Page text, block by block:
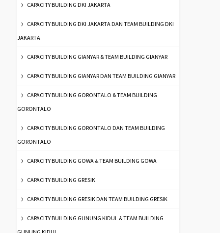
CAPACITY BUILDING DKI JAKARTA
CAPACITY BUILDING DKI JAKARTA DAN TEAM BUILDING DKI
JAKARTA
CAPACITY BUILDING GIANYAR & TEAM BUILDING GIANYAR
CAPACITY BUILDING GIANYAR DAN TEAM BUILDING GIANYAR
CAPACITY BUILDING GORONTALO & TEAM BUILDING
GORONTALO
CAPACITY BUILDING GORONTALO DAN TEAM BUILDING
GORONTALO
CAPACITY BUILDING GOWA & TEAM BUILDING GOWA
CAPACITY BUILDING GRESIK
CAPACITY BUILDING GRESIK DAN TEAM BUILDING GRESIK
CAPACITY BUILDING GUNUNG KIDUL & TEAM BUILDING